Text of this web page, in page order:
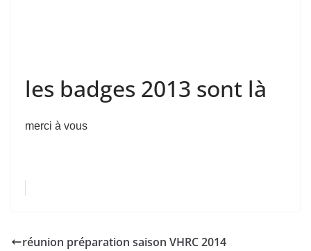
les badges 2013 sont là
merci à vous
réunion préparation saison VHRC 2014